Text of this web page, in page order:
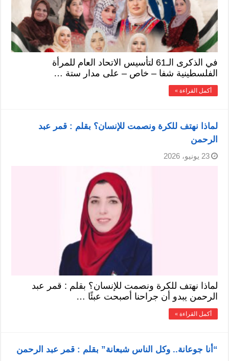
في الذكرى الـ61 لتأسيس الاتحاد العام للمرأة
الفلسطينية شفا – خاص – على مدار ستة …
أكمل القراءة »
لماذا نهتف للكرة ونصمت للإنسان؟ بقلم : قمر عبد
الرحمن
23 يونيو، 2026
لماذا نهتف للكرة ونصمت للإنسان؟ بقلم : قمر عبد
الرحمن يبدو أن جراحنا أصبحت عبئًا …
أكمل القراءة »
“أنا جوعانة.. وكل الناس شبعانة” بقلم : قمر عبد الرحمن